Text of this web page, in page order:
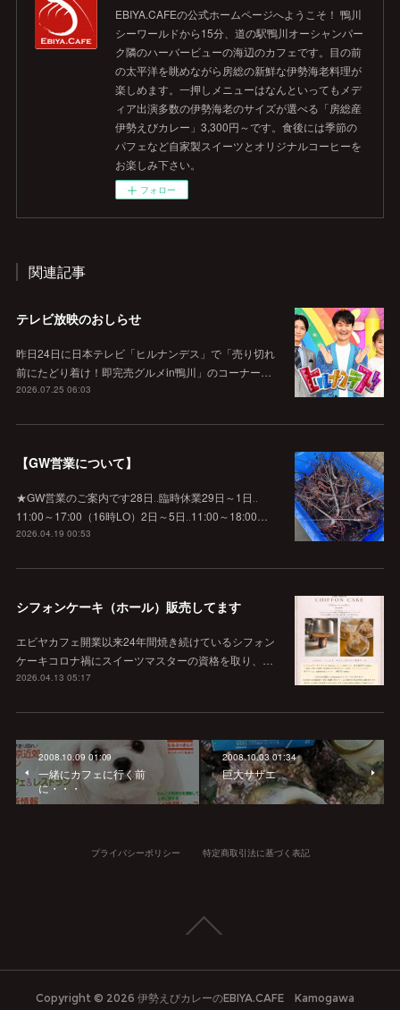
EBIYA.CAFEの公式ホームページへようこそ！ 鴨川
シーワールドから15分、道の駅鴨川オーシャンパー
ク隣のハーバービューの海辺のカフェです。目の前
の太平洋を眺めながら房総の新鮮な伊勢海老料理が
楽しめます。一押しメニューはなんといってもメデ
ィア出演多数の伊勢海老のサイズが選べる「房総産
伊勢えびカレー」3,300円～です。食後には季節の
パフェなど自家製スイーツとオリジナルコーヒーを
お楽しみ下さい。
フォロー
関連記事
テレビ放映のおしらせ
昨日24日に日本テレビ「ヒルナンデス」で「売り切れ
前にたどり着け！即完売グルメin鴨川」のコーナー…
2026.07.25 06:03
【GW営業について】
★GW営業のご案内です28日‥臨時休業29日～1日‥
11:00～17:00（16時LO）2日～5日‥11:00～18:00…
2026.04.19 00:53
シフォンケーキ（ホール）販売してます
エビヤカフェ開業以来24年間焼き続けているシフォン
ケーキコロナ禍にスイーツマスターの資格を取り、…
2026.04.13 05:17
2008.10.09 01:09
一緒にカフェに行く前
に・・・
2008.10.03 01:34
巨大サザエ
プライバシーポリシー 特定商取引法に基づく表記
Copyright © 2026 伊勢えびカレーのEBIYA.CAFE Kamogawa